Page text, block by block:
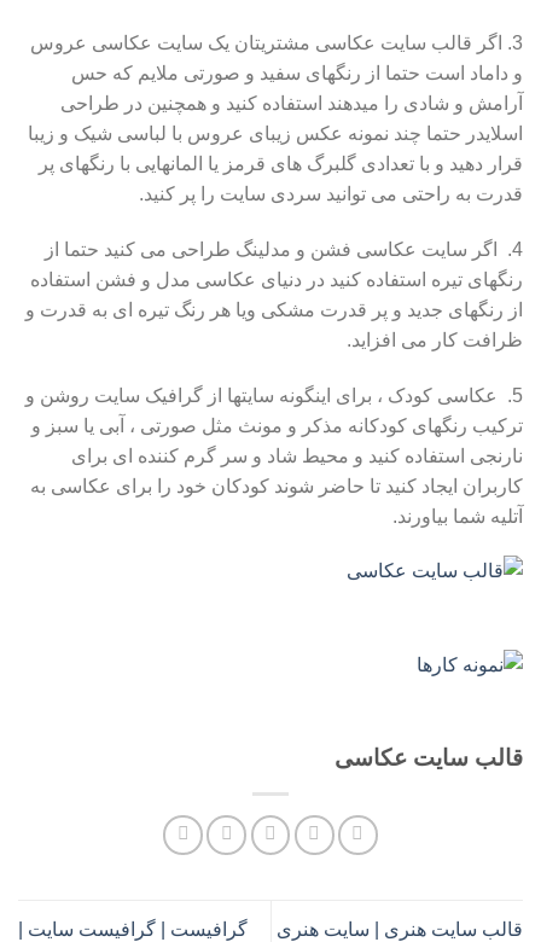
3. اگر قالب سایت عکاسی مشتریتان یک سایت عکاسی عروس
و داماد است حتما از رنگهای سفید و صورتی ملایم که حس
آرامش و شادی را میدهند استفاده کنید و همچنین در طراحی
اسلایدر حتما چند نمونه عکس زیبای عروس با لباسی شیک و زیبا
قرار دهید و با تعدادی گلبرگ های قرمز یا المانهایی با رنگهای پر
قدرت به راحتی می توانید سردی سایت را پر کنید.
4. اگر سایت عکاسی فشن و مدلینگ طراحی می کنید حتما از
رنگهای تیره استفاده کنید در دنیای عکاسی مدل و فشن استفاده
از رنگهای جدید و پر قدرت مشکی ویا هر رنگ تیره ای به قدرت و
ظرافت کار می افزاید.
5. عکاسی کودک ، برای اینگونه سایتها از گرافیک سایت روشن و
ترکیب رنگهای کودکانه مذکر و مونث مثل صورتی ، آبی یا سبز و
نارنجی استفاده کنید و محیط شاد و سر گرم کننده ای برای
کاربران ایجاد کنید تا حاضر شوند کودکان خود را برای عکاسی به
آتلیه شما بیاورند.
قالب سایت عکاسی
قالب سایت هنری | سایت هنری
گرافیست | گرافیست سایت |